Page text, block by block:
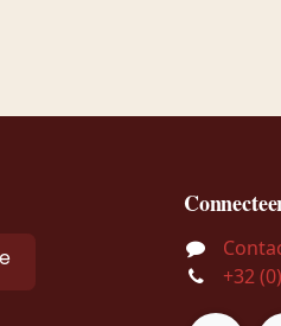
+32